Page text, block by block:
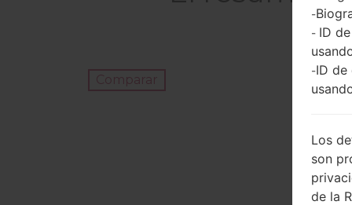
Comparar
-
- ID
-ID de
Los
son
de la